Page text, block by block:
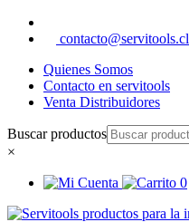
contacto@servitools.cl
Quienes Somos
Contacto en servitools
Venta Distribuidores
Buscar productos
×
0